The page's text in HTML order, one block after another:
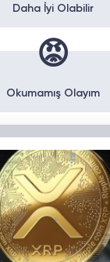
Daha İyi Olabilir
😡
Okumamış Olayım